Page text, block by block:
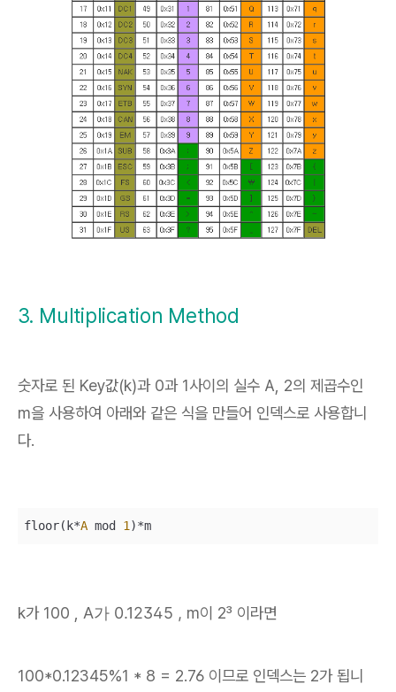
3. Multiplication Method
숫자로 된 Key값(k)과 0과 1사이의 실수 A, 2의 제곱수인
m을 사용하여 아래와 같은 식을 만들어 인덱스로 사용합니
다.
floor(k*A mod 1 )*m
k가 100 , A가 0.12345 , m이 2³ 이라면
100*0.12345%1 * 8 = 2.76 이므로 인덱스는 2가 됩니